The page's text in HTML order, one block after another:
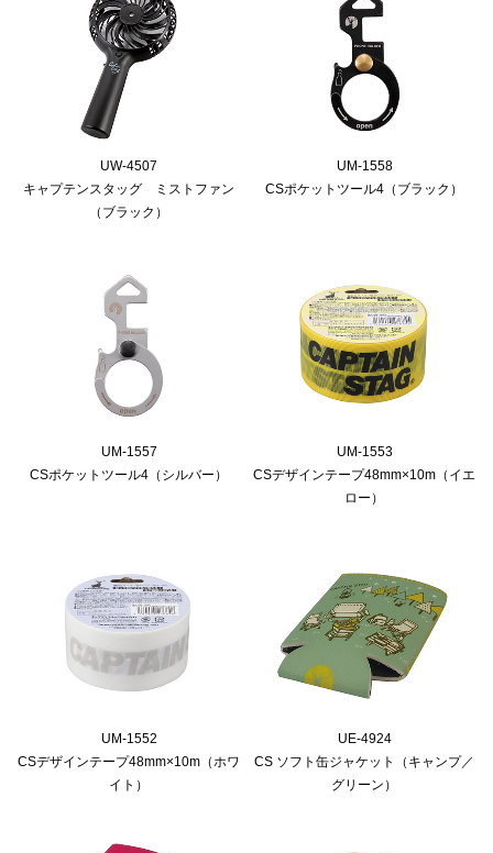
UW-4507
キャプテンスタッグ ミストファン
（ブラック）
UM-1558
CSポケットツール4（ブラック）
UM-1557
CSポケットツール4（シルバー）
UM-1553
CSデザインテープ48mm×10m（イエ
ロー）
UM-1552
CSデザインテープ48mm×10m（ホワ
イト）
UE-4924
CS ソフト缶ジャケット（キャンプ／
グリーン）